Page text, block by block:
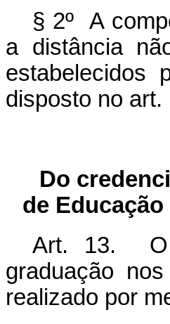
§ 2º A
a distância
estabelecidos
disposto no art.
Do
de
Art. 13. O
graduação
realizado por